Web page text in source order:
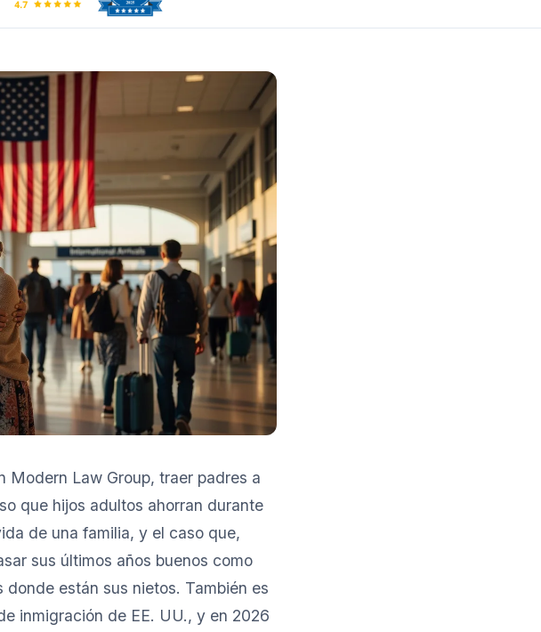
Modern Law Group, traer padres a
que hijos adultos ahorran durante
de una familia, y el caso que,
sus últimos años buenos como
están sus nietos. También es
inmigración de EE. UU., y en 2026